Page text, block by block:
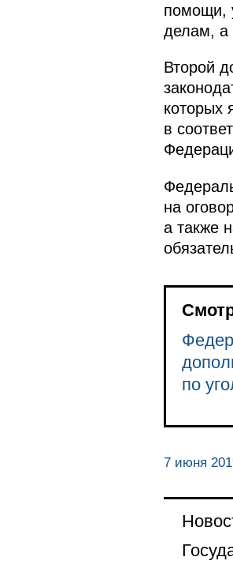
помощи,
делам, а
Второй
которых
в
на
а также
по
7 июня